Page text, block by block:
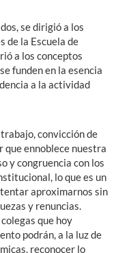
se dirigió a los
de la Escuela de
a los conceptos
funden en la esencia
a la actividad
convicción de
que ennoblece nuestra
y congruencia con los
lo que es un
aproximarnos sin
y renuncias.
que hoy
podrán, a la luz de
reconocer lo